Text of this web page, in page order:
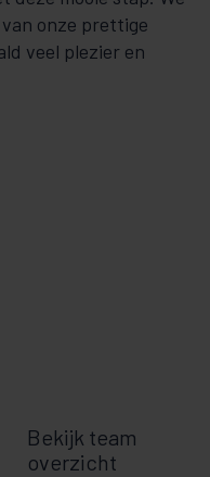
onze prettige
veel plezier en
Bekijk team
overzicht